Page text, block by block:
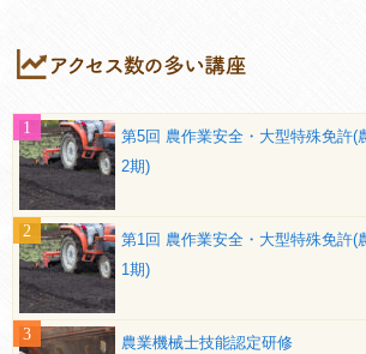
第5回 農作業安全・大型特殊免許(
2期)
第1回 農作業安全・大型特殊免許(
1期)
農業機械士技能認定研修